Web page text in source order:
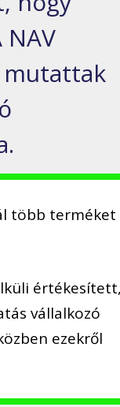
mutattak
több terméket
értékesített,
vállalkozó
ezekről